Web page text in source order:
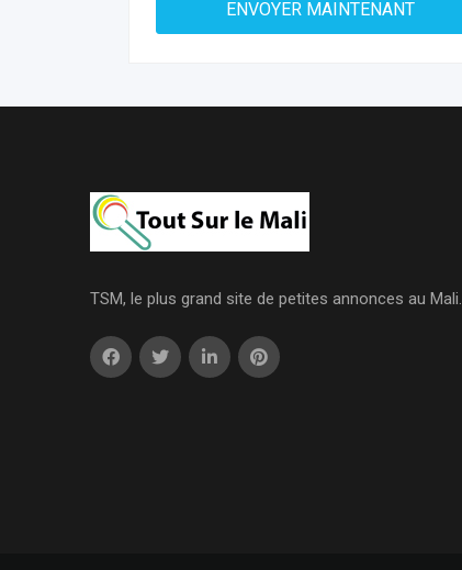
TSM, le plus grand site de petites annonces au Mali.